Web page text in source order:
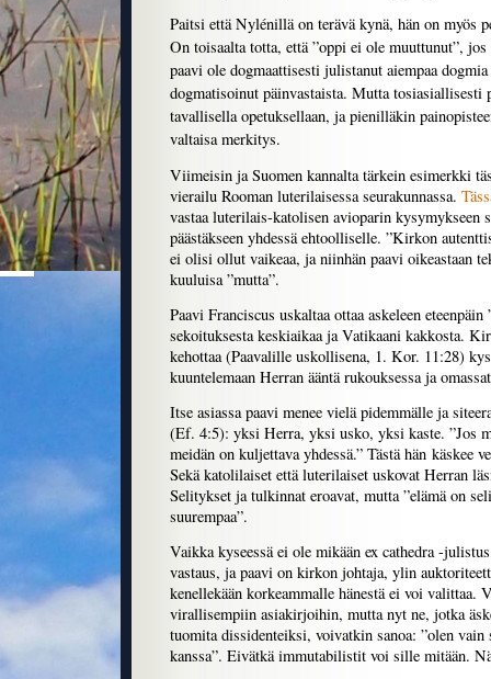
Paitsi että Nylénillä on terävä kynä, hän on myös
On toisaalta totta, että ”oppi ei ole muuttunut”,
paavi ole dogmaattisesti julistanut aiempaa
dogmatisoinut päinvastaista. Mutta tosiasiallisesti
tavallisella opetuksellaan, ja pienilläkin
valtaisa merkitys.
Viimeisin ja Suomen kannalta tärkein esimerkki
vierailu Rooman luterilaisessa seurakunnassa.
vastaa luterilais-katolisen avioparin kysymykseen
päästäkseen yhdessä ehtoolliselle. ”Kirkon
ei olisi ollut vaikeaa, ja niinhän paavi oikeastaan
kuuluisa ”mutta”.
Paavi Franciscus uskaltaa ottaa askeleen eteenpäin
sekoituksesta keskiaikaa ja Vatikaani kakkosta.
kehottaa (Paavalille uskollisena, 1. Kor. 11:28)
kuuntelemaan Herran ääntä rukouksessa ja
Itse asiassa paavi menee vielä pidemmälle ja
(Ef. 4:5): yksi Herra, yksi usko, yksi kaste. ”Jos
meidän on kuljettava yhdessä.” Tästä hän käskee
Sekä katolilaiset että luterilaiset uskovat Herran
Selitykset ja tulkinnat eroavat, mutta ”elämä on
suurempaa”.
Vaikka kyseessä ei ole mikään ex cathedra -
vastaus, ja paavi on kirkon johtaja, ylin
kenellekään korkeammalle hänestä ei voi valittaa.
virallisempiin asiakirjoihin, mutta nyt ne, jotka
tuomita dissidenteiksi, voivatkin sanoa: ”olen vain
kanssa”. Eivätkä immutabilistit voi sille mitään.